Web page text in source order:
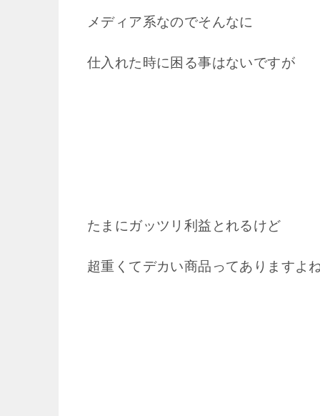
メディア系なのでそんなに
仕入れた時に困る事はないですが
たまにガッツリ利益とれるけど
超重くてデカい商品ってありますよ